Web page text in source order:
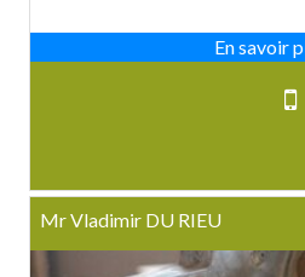
Mr Vladimir DU RIEU